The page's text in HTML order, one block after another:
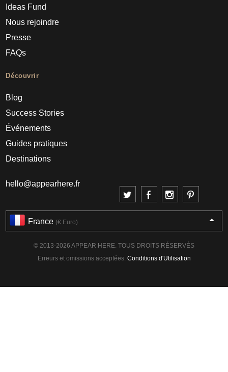
Ideas Fund
Nous rejoindre
Presse
FAQs
Découvrir
Blog
Success Stories
Événements
Guides pratiques
Destinations
hello@appearhere.fr
France (€ Euro)
© 2013-2026 APPEAR HERE. TOUS DROITS RÉSERVÉS
Erreurs et omissions acceptées. Conditions d'Utilisation